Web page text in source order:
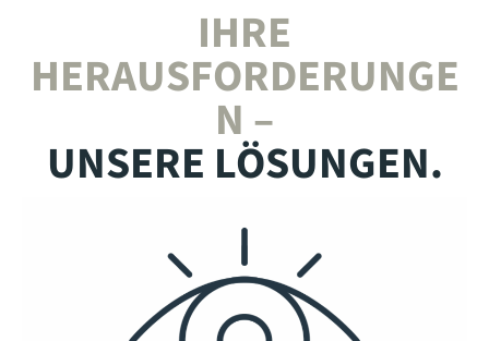
IHRE
HERAUSFORDERUNGE
N –
UNSERE LÖSUNGEN.